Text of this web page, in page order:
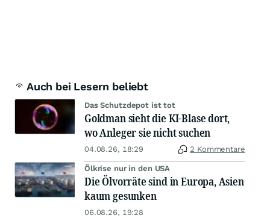
Auch bei Lesern beliebt
Das Schutzdepot ist tot
Goldman sieht die KI-Blase dort,
wo Anleger sie nicht suchen
04.08.26, 18:29 2 Kommentare
Ölkrise nur in den USA
Die Ölvorräte sind in Europa, Asien
kaum gesunken
06.08.26, 19:28